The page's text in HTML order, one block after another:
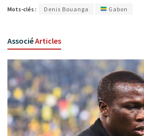
Mots-clés : Denis Bouanga Gabon
AssociéArticles